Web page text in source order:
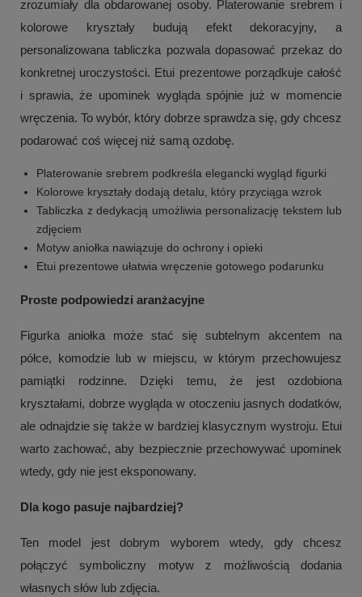
+2
zrozumiały dla obdarowanej osoby. Platerowanie srebrem i
kolorowe kryształy budują efekt dekoracyjny, a
personalizowana tabliczka pozwala dopasować przekaz do
konkretnej uroczystości. Etui prezentowe porządkuje całość
i sprawia, że upominek wygląda spójnie już w momencie
wręczenia. To wybór, który dobrze sprawdza się, gdy chcesz
podarować coś więcej niż samą ozdobę.
Platerowanie srebrem podkreśla elegancki wygląd figurki
Kolorowe kryształy dodają detalu, który przyciąga wzrok
Tabliczka z dedykacją umożliwia personalizację tekstem lub
zdjęciem
Motyw aniołka nawiązuje do ochrony i opieki
Etui prezentowe ułatwia wręczenie gotowego podarunku
Proste podpowiedzi aranżacyjne
Figurka aniołka może stać się subtelnym akcentem na
półce, komodzie lub w miejscu, w którym przechowujesz
pamiątki rodzinne. Dzięki temu, że jest ozdobiona
kryształami, dobrze wygląda w otoczeniu jasnych dodatków,
ale odnajdzie się także w bardziej klasycznym wystroju. Etui
warto zachować, aby bezpiecznie przechowywać upominek
wtedy, gdy nie jest eksponowany.
Dla kogo pasuje najbardziej?
Ten model jest dobrym wyborem wtedy, gdy chcesz
połączyć symboliczny motyw z możliwością dodania
własnych słów lub zdjęcia.